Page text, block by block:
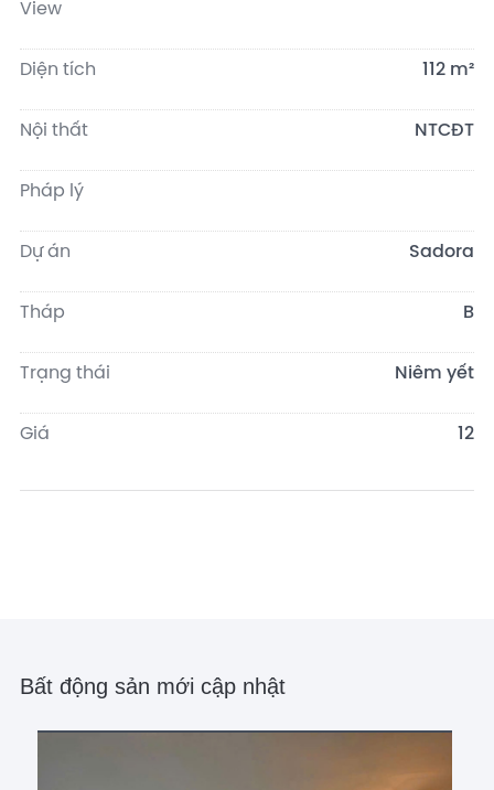
View
Diện tích 112 m²
Nội thất NTCĐT
Pháp lý
Dự án Sadora
Tháp B
Trạng thái Niêm yết
Giá 12
Bất động sản mới cập nhật